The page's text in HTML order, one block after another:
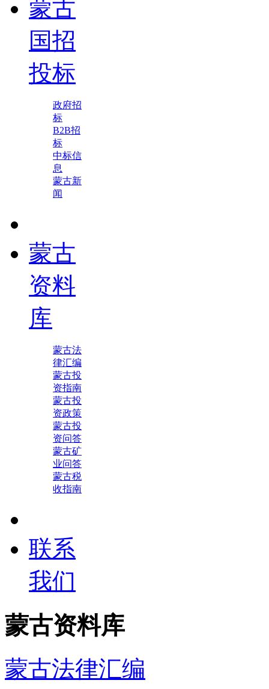
蒙古
国招
投标
政府招
标
B2B招
标
中标信
息
蒙古新
闻
蒙古
资料
库
蒙古法
律汇编
蒙古投
资指南
蒙古投
资政策
蒙古投
资问答
蒙古矿
业问答
蒙古税
收指南
联系
我们
蒙古资料库
蒙古法律汇编